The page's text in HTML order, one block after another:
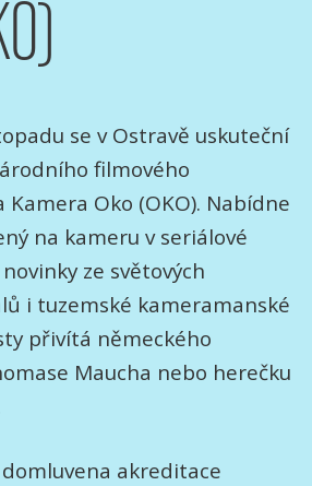
se v Ostravě uskuteční
filmového
Oko (OKO). Nabídne
na kameru v seriálové
ze světových
i tuzemské kameramanské
přivítá německého
Maucha nebo herečku
domluvena akreditace